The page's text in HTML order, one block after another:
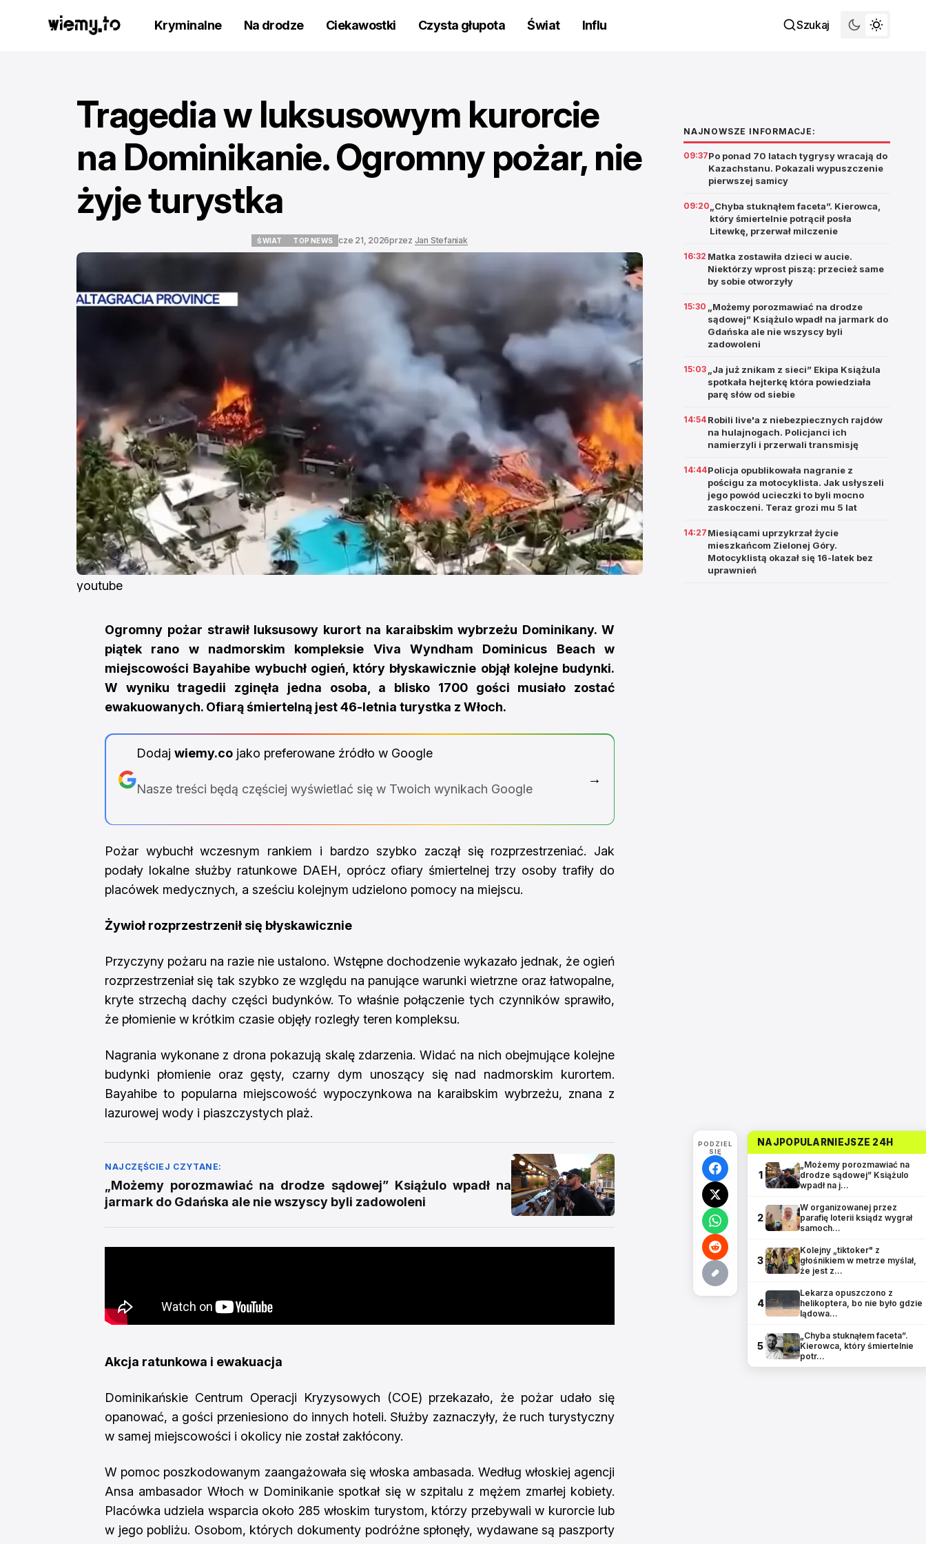
Kryminalne Na drodze Ciekawostki Czysta głupota Świat Influ Szukaj
Tragedia w luksusowym kurorcie
na Dominikanie. Ogromny pożar, nie
żyje turystka
ŚWIAT TOP NEWS cze 21, 2026przez Jan Stefaniak
youtube
Ogromny pożar strawił luksusowy kurort na karaibskim wybrzeżu Dominikany. W
piątek rano w nadmorskim kompleksie Viva Wyndham Dominicus Beach w
miejscowości Bayahibe wybuchł ogień, który błyskawicznie objął kolejne budynki.
W wyniku tragedii zginęła jedna osoba, a blisko 1700 gości musiało zostać
ewakuowanych. Ofiarą śmiertelną jest 46-letnia turystka z Włoch.
Dodaj wiemy.cojako preferowane źródło w Google
Nasze treści będą częściej wyświetlać się w Twoich wynikach Google
→
Pożar wybuchł wczesnym rankiem i bardzo szybko zaczął się rozprzestrzeniać. Jak
podały lokalne służby ratunkowe DAEH, oprócz ofiary śmiertelnej trzy osoby trafiły do
placówek medycznych, a sześciu kolejnym udzielono pomocy na miejscu.
Żywioł rozprzestrzenił się błyskawicznie
Przyczyny pożaru na razie nie ustalono. Wstępne dochodzenie wykazało jednak, że ogień
rozprzestrzeniał się tak szybko ze względu na panujące warunki wietrzne oraz łatwopalne,
kryte strzechą dachy części budynków. To właśnie połączenie tych czynników sprawiło,
że płomienie w krótkim czasie objęły rozległy teren kompleksu.
Nagrania wykonane z drona pokazują skalę zdarzenia. Widać na nich obejmujące kolejne
budynki płomienie oraz gęsty, czarny dym unoszący się nad nadmorskim kurortem.
Bayahibe to popularna miejscowość wypoczynkowa na karaibskim wybrzeżu, znana z
lazurowej wody i piaszczystych plaż.
NAJCZĘŚCIEJ CZYTANE:
„Możemy porozmawiać na drodze sądowej” Książulo wpadł na
jarmark do Gdańska ale nie wszyscy byli zadowoleni
Akcja ratunkowa i ewakuacja
Dominikańskie Centrum Operacji Kryzysowych (COE) przekazało, że pożar udało się
opanować, a gości przeniesiono do innych hoteli. Służby zaznaczyły, że ruch turystyczny
w samej miejscowości i okolicy nie został zakłócony.
W pomoc poszkodowanym zaangażowała się włoska ambasada. Według włoskiej agencji
Ansa ambasador Włoch w Dominikanie spotkał się w szpitalu z mężem zmarłej kobiety.
Placówka udziela wsparcia około 285 włoskim turystom, którzy przebywali w kurorcie lub
w jego pobliżu. Osobom, których dokumenty podróżne spłonęły, wydawane są paszporty
NAJNOWSZE INFORMACJE:
09:37Po ponad 70 latach tygrysy wracają do
Kazachstanu. Pokazali wypuszczenie
pierwszej samicy
09:20 „Chyba stuknąłem faceta”. Kierowca,
który śmiertelnie potrącił posła
Litewkę, przerwał milczenie
16:32 Matka zostawiła dzieci w aucie.
Niektórzy wprost piszą: przecież same
by sobie otworzyły
15:30
„Możemy porozmawiać na drodze
sądowej” Książulo wpadł na jarmark do
Gdańska ale nie wszyscy byli
zadowoleni
15:03
„Ja już znikam z sieci” Ekipa Książula
spotkała hejterkę która powiedziała
parę słów od siebie
14:54 Robili live'a z niebezpiecznych rajdów
na hulajnogach. Policjanci ich
namierzyli i przerwali transmisję
14:44Policja opublikowała nagranie z
pościgu za motocyklista. Jak usłyszeli
jego powód ucieczki to byli mocno
zaskoczeni. Teraz grozi mu 5 lat
14:27 Miesiącami uprzykrzał życie
mieszkańcom Zielonej Góry.
Motocyklistą okazał się 16-latek bez
uprawnień
PODZIEL
SIĘ
NAJPOPULARNIEJSZE 24H
1
„Możemy porozmawiać na
drodze sądowej” Książulo
wpadł na j…
2
W organizowanej przez
parafię loterii ksiądz wygrał
samoch…
3
Kolejny „tiktoker" z
głośnikiem w metrze myślał,
że jest z…
4
Lekarza opuszczono z
helikoptera, bo nie było gdzie
lądowa…
5
„Chyba stuknąłem faceta”.
Kierowca, który śmiertelnie
potr…